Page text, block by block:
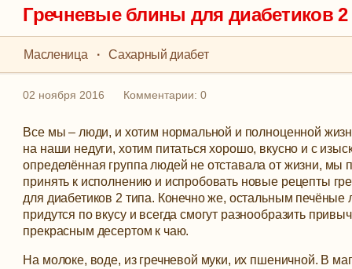
Гречневые блины для диабетиков 2
Масленица · Сахарный диабет
02 ноября 2016 Комментарии: 0
Все мы – люди, и хотим нормальной и полноценной
на наши недуги, хотим питаться хорошо, вкусно и с
определённая группа людей не отставала от жизни, мы
принять к исполнению и испробовать новые рецепты
для диабетиков 2 типа. Конечно же, остальным печёные
придутся по вкусу и всегда смогут разнообразить
прекрасным десертом к чаю.
На молоке, воде, из гречневой муки, их пшеничной. В